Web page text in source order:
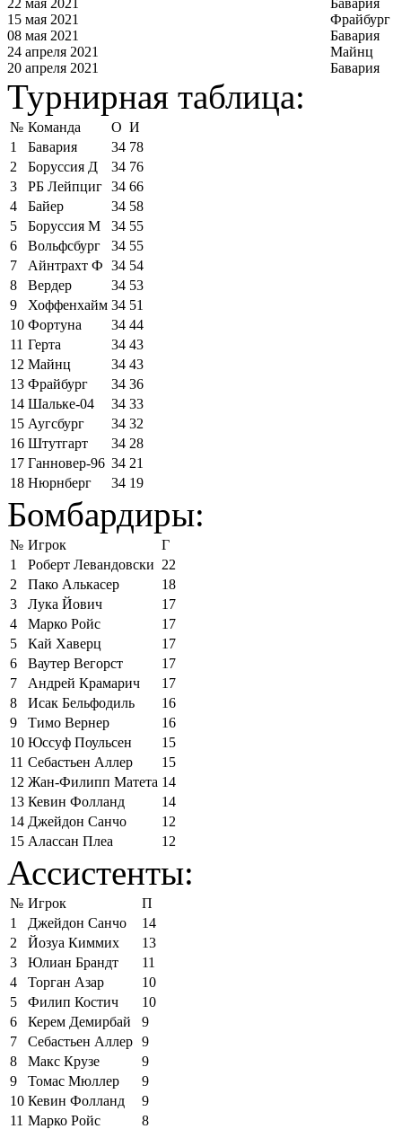
15 мая 2021
Фрайбург
08 мая 2021
Бавария
24 апреля 2021
Майнц
20 апреля 2021
Бавария
Турнирная таблица:
№ Команда О И
1
Бавария 34 78
2
Боруссия Д 34 76
3
РБ Лейпциг 34 66
4
Байер 34 58
5
Боруссия М 34 55
6
Вольфсбург 34 55
7
Айнтрахт Ф 34 54
8
Вердер 34 53
9
Хоффенхайм 34 51
10 Фортуна 34 44
11 Герта 34 43
12 Майнц 34 43
13 Фрайбург 34 36
14 Шальке-04 34 33
15 Аугсбург 34 32
16 Штутгарт 34 28
17 Ганновер-96 34 21
18 Нюрнберг 34 19
Бомбардиры:
№ Игрок
Г
1
Роберт Левандовски 22
2
Пако Алькасер
18
3
Лука Йович
17
4
Марко Ройс
17
5
Кай Хаверц
17
6
Ваутер Вегорст
17
7
Андрей Крамарич
17
8
Исак Бельфодиль
16
9
Тимо Вернер
16
10 Юссуф Поульсен
15
11 Себастьен Аллер
15
12 Жан-Филипп Матета 14
13 Кевин Фолланд
14
14 Джейдон Санчо
12
15 Алассан Плеа 12
Ассистенты:
№ Игрок
П
1
Джейдон Санчо
14
2
Йозуа Киммих
13
3
Юлиан Брандт
11
4
Торган Азар
10
5
Филип Костич
10
6
Керем Демирбай
9
7
Себастьен Аллер 9
8
Макс Крузе
9
9
Томас Мюллер
9
10 Кевин Фолланд
9
11 Марко Ройс
8